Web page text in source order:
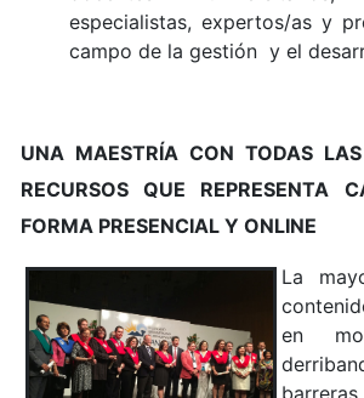
especialistas, expertos/as y
campo de la gestión y el
UNA MAESTRÍA CON TODAS
RECURSOS QUE REPRESENTA
FORMA PRESENCIAL Y ONLINE
La
en